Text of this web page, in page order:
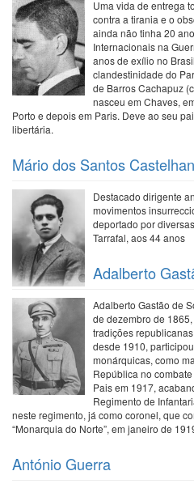
Uma vida de entrega
contra a tirania e o
ainda não tinha 20
Internacionais na
anos de exílio no
clandestinidade do
de Barros Cachapuz
nasceu em Chaves,
Porto e depois em Paris. Deve ao seu
libertária.
Mário dos Santos
Destacado dirigente
movimentos
deportado por
Tarrafal, aos 44 anos
Adalberto
Adalberto Gastão de
de dezembro de
tradições
desde 1910,
monárquicas, como
República no
Pais em 1917,
Regimento de
neste regimento, já como coronel, que
“Monarquia do Norte”, em janeiro de
António Guerra